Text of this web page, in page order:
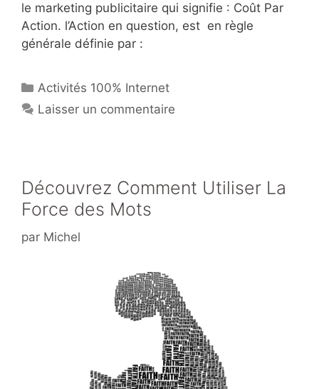
le marketing publicitaire qui signifie : Coût Par
Action. l’Action en question, est en règle
générale définie par :
Catégories
Activités 100% Internet
Laisser un commentaire
Découvrez Comment Utiliser La
Force des Mots
par Michel